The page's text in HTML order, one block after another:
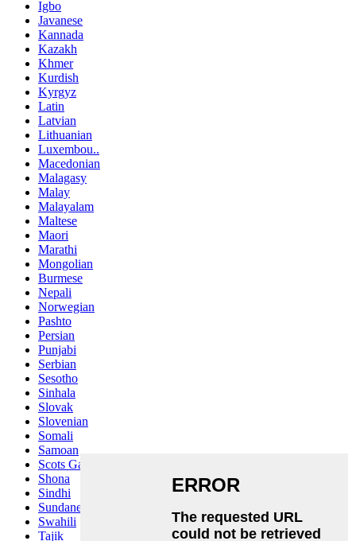
Igbo
Javanese
Kannada
Kazakh
Khmer
Kurdish
Kyrgyz
Latin
Latvian
Lithuanian
Luxembou..
Macedonian
Malagasy
Malay
Malayalam
Maltese
Maori
Marathi
Mongolian
Burmese
Nepali
Norwegian
Pashto
Persian
Punjabi
Serbian
Sesotho
Sinhala
Slovak
Slovenian
Somali
Samoan
Scots Gaelic
Shona
Sindhi
Sundanese
Swahili
Tajik